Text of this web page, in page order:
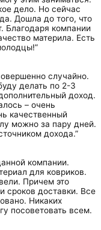
дело. Но сейчас
Дошла до того, что
Благодаря компании
материла. Есть
случайно.
делать по 2-3
доход.
– очень
качественный
можно за пару дней.
дохода.”
компании.
для ковриков.
Причем это
сроков доставки. Все
Никаких
посоветовать всем.